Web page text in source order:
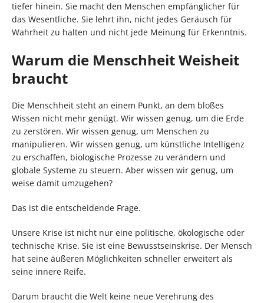
tiefer hinein. Sie macht den Menschen empfänglicher für
das Wesentliche. Sie lehrt ihn, nicht jedes Geräusch für
Wahrheit zu halten und nicht jede Meinung für Erkenntnis.
Warum die Menschheit Weisheit
braucht
Die Menschheit steht an einem Punkt, an dem bloßes
Wissen nicht mehr genügt. Wir wissen genug, um die Erde
zu zerstören. Wir wissen genug, um Menschen zu
manipulieren. Wir wissen genug, um künstliche Intelligenz
zu erschaffen, biologische Prozesse zu verändern und
globale Systeme zu steuern. Aber wissen wir genug, um
weise damit umzugehen?
Das ist die entscheidende Frage.
Unsere Krise ist nicht nur eine politische, ökologische oder
technische Krise. Sie ist eine Bewusstseinskrise. Der Mensch
hat seine äußeren Möglichkeiten schneller erweitert als
seine innere Reife.
Darum braucht die Welt keine neue Verehrung des